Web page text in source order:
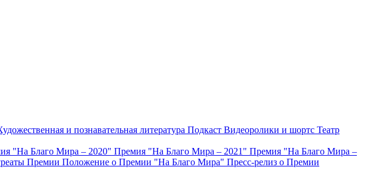
и познавательная литература Подкаст Видеоролики и шортс Театр
"На Благо Мира – 2020" Премия "На Благо Мира – 2021" Премия "На Благо Мира –
Премии Положение о Премии "На Благо Мира" Пресс-релиз о Премии